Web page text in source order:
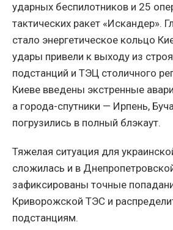
ударных беспилотников и 25
тактических ракет «Искандер».
стало энергетическое кольцо
удары привели к выходу из
подстанций и ТЭЦ столичного
Киеве введены экстренные
а города-спутники — Ирпень,
погрузились в полный блэкаут.
Тяжелая ситуация для
сложилась и в
зафиксированы точные
Криворожской ТЭС и
подстанциям.